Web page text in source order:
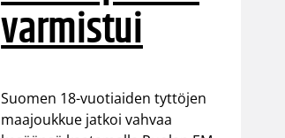
varmistui
Suomen 18-vuotiaiden tyttöjen
maajoukkue jatkoi vahvaa